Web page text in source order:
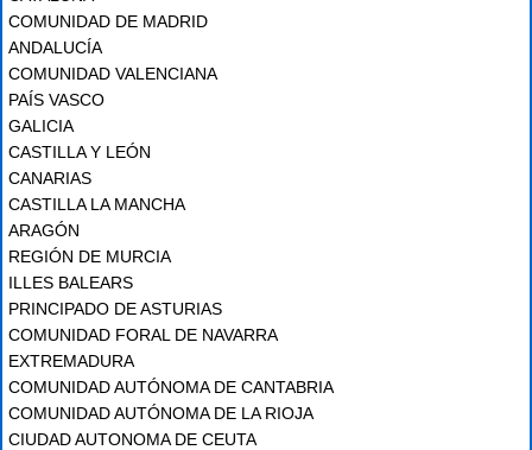
COMUNIDAD DE MADRID
ANDALUCÍA
COMUNIDAD VALENCIANA
PAÍS VASCO
GALICIA
CASTILLA Y LEÓN
CANARIAS
CASTILLA LA MANCHA
ARAGÓN
REGIÓN DE MURCIA
ILLES BALEARS
PRINCIPADO DE ASTURIAS
COMUNIDAD FORAL DE NAVARRA
EXTREMADURA
COMUNIDAD AUTÓNOMA DE CANTABRIA
COMUNIDAD AUTÓNOMA DE LA RIOJA
CIUDAD AUTONOMA DE CEUTA